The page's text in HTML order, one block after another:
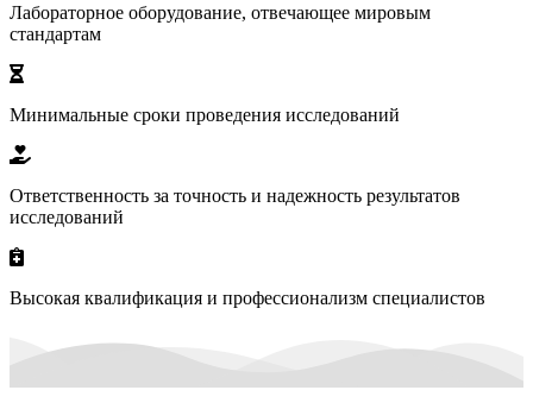
Лабораторное оборудование, отвечающее мировым
стандартам
Минимальные сроки проведения исследований
Ответственность за точность и надежность результатов
исследований
Высокая квалификация и профессионализм специалистов